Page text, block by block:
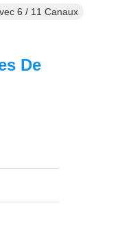
6 / 11 Canaux
De